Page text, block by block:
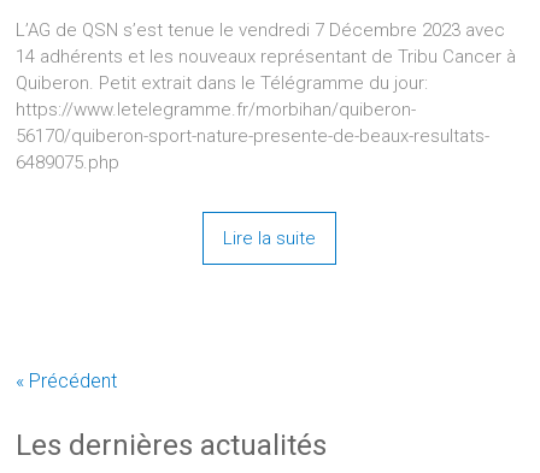
L’AG de QSN s’est tenue le vendredi 7 Décembre 2023 avec
14 adhérents et les nouveaux représentant de Tribu Cancer à
Quiberon. Petit extrait dans le Télégramme du jour:
https://www.letelegramme.fr/morbihan/quiberon-
56170/quiberon-sport-nature-presente-de-beaux-resultats-
6489075.php
Lire la suite
« Précédent
Les dernières actualités